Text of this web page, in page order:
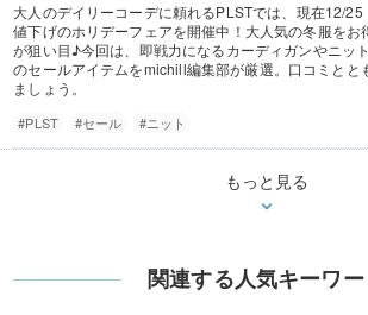
大人のデイリーコーデに頼れるPLSTでは、現在12/25
値下げのホリデーフェアを開催中！大人気の冬服をお
が狙い目♪今回は、即戦力になるカーディガンやニッ
のセールアイテムをmichill編集部が厳選。口コミとと
ましょう。
#PLST #セール #ニット
もっと見る
関連する人気キーワ